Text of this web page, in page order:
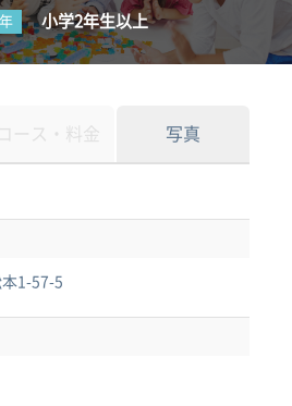
小学2年生以上
コース・料金 写真
1-57-5